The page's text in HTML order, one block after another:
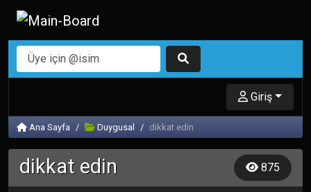
Giriş
Ana Sayfa Duygusal dikkat edin
dikkat edin 875